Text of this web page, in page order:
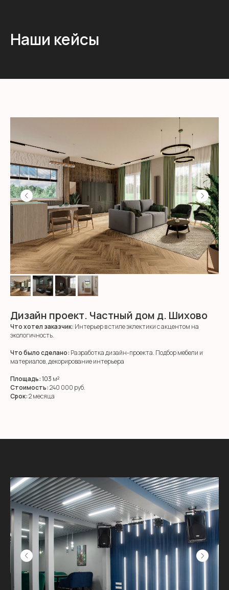
Наши кейсы
Дизайн проект. Частный дом д. Шихово
Что хотел заказчик: Интерьер в стиле эклектики с акцентом на
экологичность.
Что было сделано: Разработка дизайн-проекта. Подбор мебели и
материалов, декорирование интерьера
Площадь:103 м²
Стоимость:240 000 руб.
Срок:2 месяца